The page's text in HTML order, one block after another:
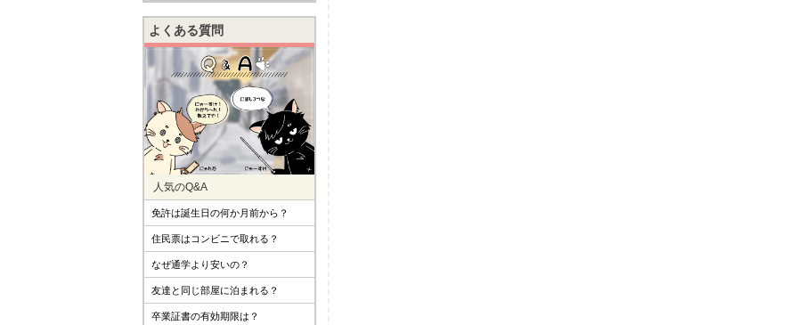
よくある質問
人気のQ&A
免許は誕生日の何か月前から？
住民票はコンビニで取れる？
なぜ通学より安いの？
友達と同じ部屋に泊まれる？
卒業証書の有効期限は？